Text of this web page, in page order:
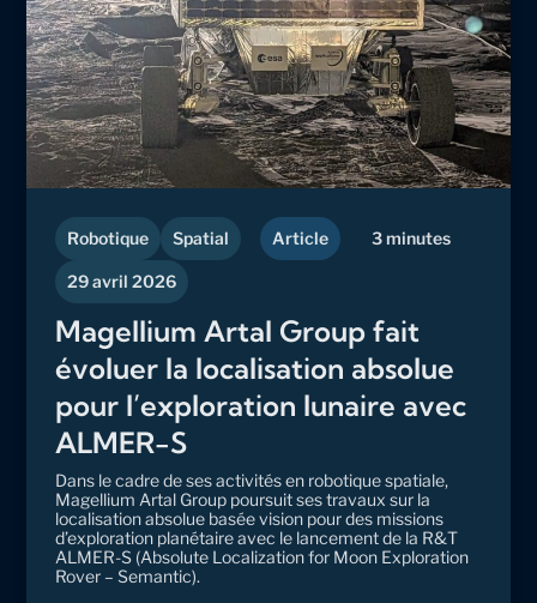
Robotique Spatial Article 3 minutes
29 avril 2026
Magellium Artal Group fait
évoluer la localisation absolue
pour l’exploration lunaire avec
ALMER-S
Dans le cadre de ses activités en robotique spatiale,
Magellium Artal Group poursuit ses travaux sur la
localisation absolue basée vision pour des missions
d’exploration planétaire avec le lancement de la R&T
ALMER-S (Absolute Localization for Moon Exploration
Rover – Semantic).